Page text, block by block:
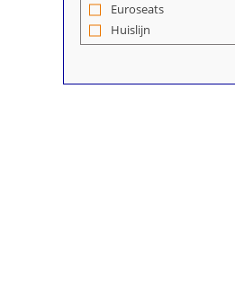
Euroseats
Huislijn
Schaffenburg(2)